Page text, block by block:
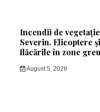
Incendii de
Severin. Elicoptere
flăcările în zone
August 5, 2026